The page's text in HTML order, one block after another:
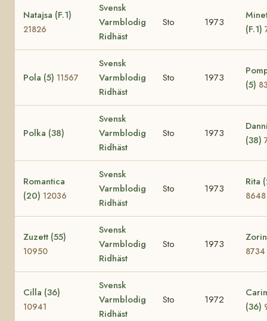
Natajsa (F.1)
21826
Svensk
Varmblodig
Ridhäst
Sto 1973
(F.1)
Pola (5) 11567
Svensk
Varmblodig
Ridhäst
Sto 1973
(5)
Polka (38)
Svensk
Varmblodig
Ridhäst
Sto 1973
(38)
Romantica
(20) 12036
Svensk
Varmblodig
Ridhäst
Sto 1973
Rita
8648
Zuzett (55)
10950
Svensk
Varmblodig
Ridhäst
Sto 1973
8734
Cilla (36)
10941
Svensk
Varmblodig
Ridhäst
Sto 1972
(36)